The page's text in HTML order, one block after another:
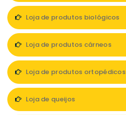
Loja de produtos biológicos
Loja de produtos cárneos
Loja de produtos ortopédicos
Loja de queijos